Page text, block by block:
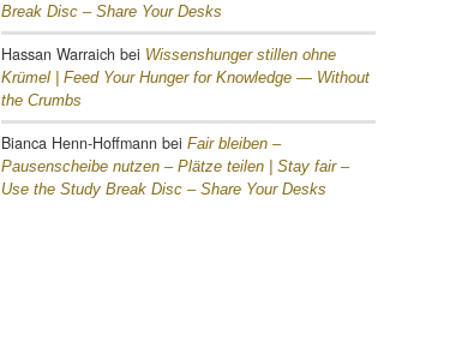
Break Disc – Share Your Desks
Hassan Warraich bei Wissenshunger stillen ohne
Krümel | Feed Your Hunger for Knowledge — Without
the Crumbs
Bianca Henn-Hoffmann bei Fair bleiben –
Pausenscheibe nutzen – Plätze teilen | Stay fair –
Use the Study Break Disc – Share Your Desks